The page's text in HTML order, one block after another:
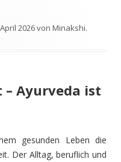
2026von Minakshi.
– Ayurveda ist
gesunden Leben die
Der Alltag, beruflich und